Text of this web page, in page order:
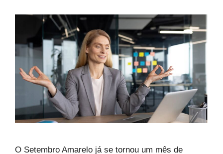
O Setembro Amarelo já se tornou um mês de